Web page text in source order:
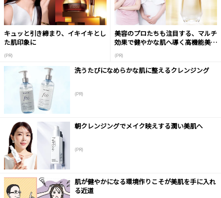
キュッと引き締まり、イキイキとし
た肌印象に
(PR)
美容のプロたちも注目する、マルチ
効果で健やかな肌へ導く高機能美容
(PR)
洗うたびになめらかな肌に整えるクレンジング
(PR)
朝クレンジングでメイク映えする潤い美肌へ
(PR)
肌が健やかになる環境作りこそが美肌を手に入れ
る近道